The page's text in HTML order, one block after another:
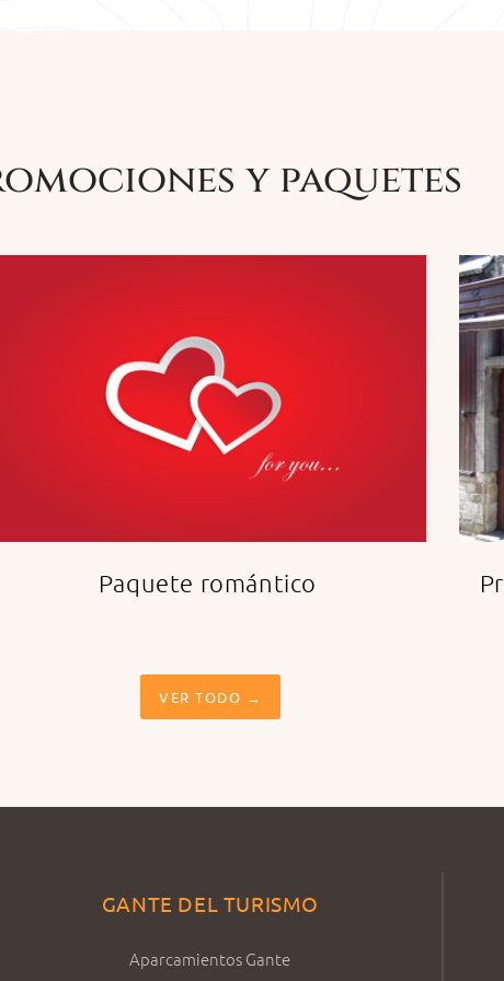
y paquetes
Paquete romántico
VER TODO →
GANTE DEL TURISMO
Aparcamientos Gante